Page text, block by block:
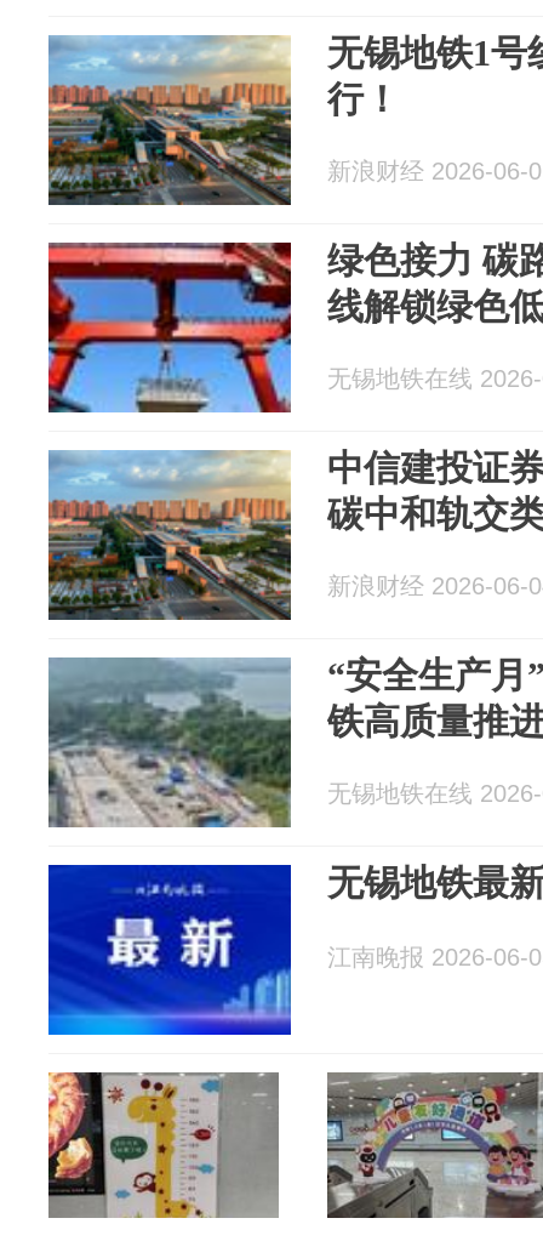
无锡地铁1号
行！
新浪财经 2026-06-
绿色接力 碳
线解锁绿色
无锡地铁在线
中信建投证
碳中和轨交
新浪财经 2026-06-
“安全生产月
铁高质量推
无锡地铁在线
无锡地铁最
江南晚报 2026-06-